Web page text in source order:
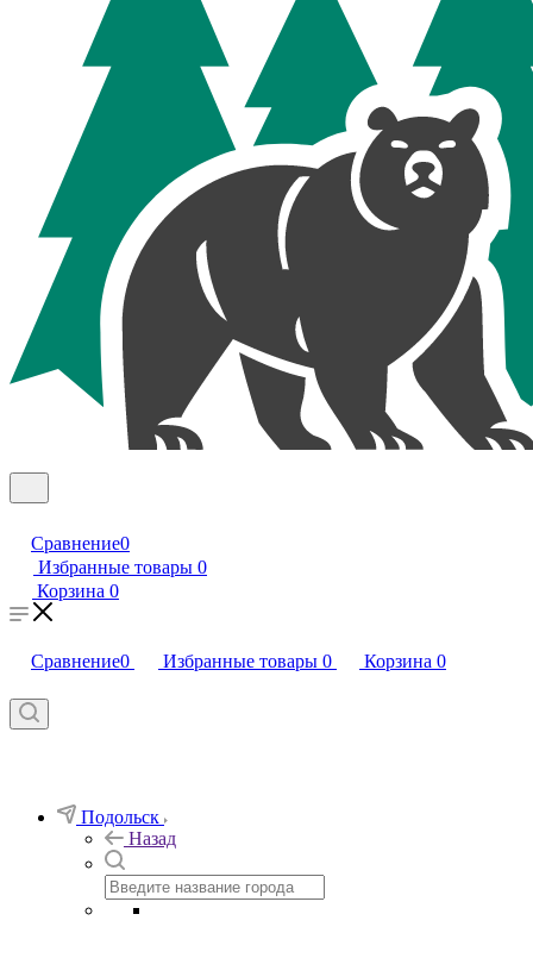
Сравнение0
Избранные товары 0
Корзина 0
Сравнение0 Избранные товары 0 Корзина 0
Подольск
Назад